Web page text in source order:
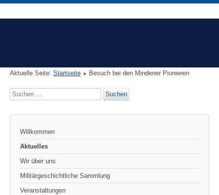
Aktuelle Seite: Startseite Besuch bei den Mindener Pionieren
Suchen
Suchen
Willkommen
Aktuelles
Wir über uns
Militärgeschichtliche Sammlung
Veranstaltungen